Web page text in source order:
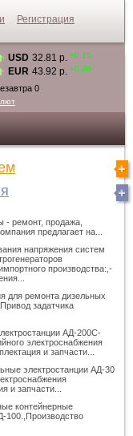
0
USD 32.81 р. +0.15
EUR 43.92 р. +0.26
- ремонт, продажа,
предлагает на...
напряжения систем
производства:,-
для ремонта дизельных
задатчика
АД-200С-
электроснабжения
и запчасти...
электростанции АД-30
и запчасти...
контейнерные
100.,Производство
Регистрация